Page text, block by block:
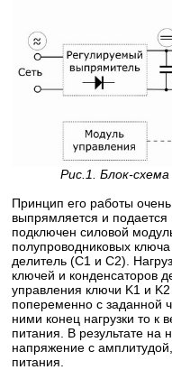
Рис.1. Блок-
Принцип его работы
выпрямляется и подается
подключен силовой
полупроводниковых
делитель (C1 и C2).
ключей и конденсаторов
управления ключи K1 и
попеременно с заданной
ними конец нагрузки то к
питания. В результате на
напряжение с
питания.